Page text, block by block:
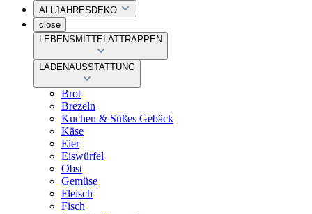
ALLJAHRESDEKO
close
LEBENSMITTELATTRAPPEN
LADENAUSSTATTUNG
Brot
Brezeln
Kuchen & Süßes Gebäck
Käse
Eier
Eiswürfel
Obst
Gemüse
Fleisch
Fisch